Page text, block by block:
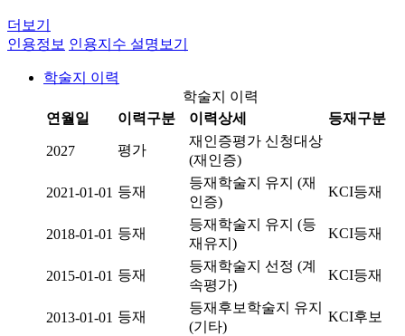
더보기
인용정보 인용지수 설명보기
학술지 이력
학술지 이력
연월일
이력구분 이력상세 등재구분
2027 평가
재인증평가 신청대상
(재인증)
2021-01-01 등재
등재학술지 유지 (재
인증)
KCI등재
2018-01-01 등재
등재학술지 유지 (등
재유지)
KCI등재
2015-01-01 등재
등재학술지 선정 (계
속평가)
KCI등재
2013-01-01 등재
등재후보학술지 유지
(기타)
KCI후보